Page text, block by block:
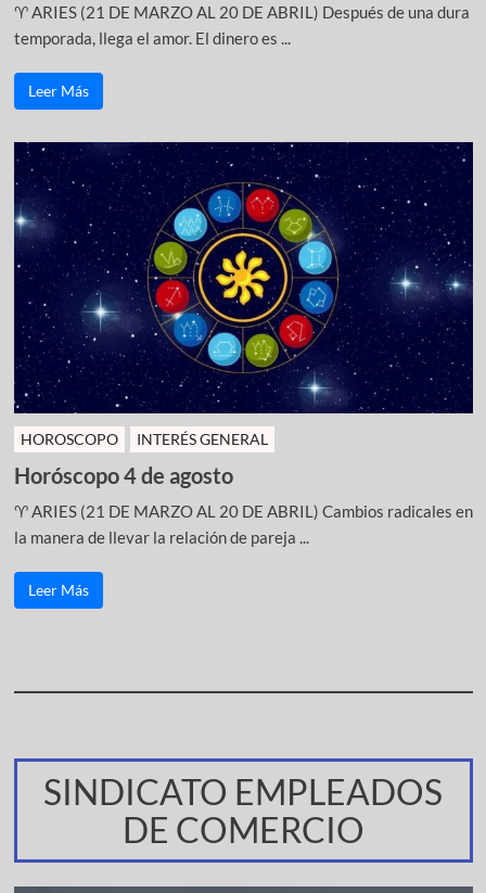
♈ ARIES (21 DE MARZO AL 20 DE ABRIL) Después de una dura
temporada, llega el amor. El dinero es ...
Leer Más
HOROSCOPO INTERÉS GENERAL
Horóscopo 4 de agosto
♈ ARIES (21 DE MARZO AL 20 DE ABRIL) Cambios radicales en
la manera de llevar la relación de pareja ...
Leer Más
SINDICATO EMPLEADOS
DE COMERCIO